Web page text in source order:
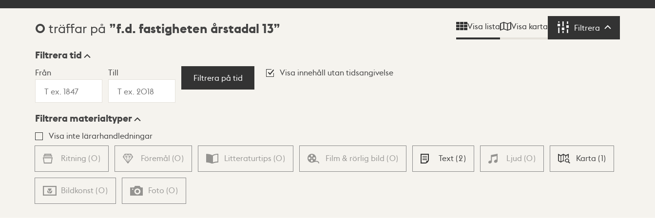
Sökresultat
0 träffar på f.d. fastigheten årstadal 13 Visa lista Visa karta Filtrera Filtrera
Visningsläge
Lista Karta
Filtrera tid
Från Till
Filtrera på tid
Visa innehåll utan tidsangivelse
Filtrera materialtyper
Visa inte lärarhandledningar
Ritning (0) Föremål (0) Litteraturtips (0) Film & rörlig bild (0) Text (2) Ljud (0) Karta (1)
Bildkonst (0) Foto (0)